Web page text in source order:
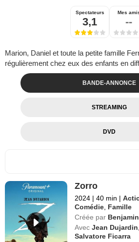
Spectateurs
3,1
Mes
--
Marion, Daniel et toute la petite famille
régulièrement chez eux des enfants en
BANDE-ANNONCE
STREAMING
DVD
Zorro
2024 | 40 min |
Comédie, Famille
Créée par
Avec Jean Dujardin
Salvatore Ficarra